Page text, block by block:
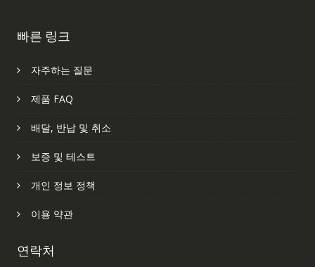
빠른 링크
자주하는 질문
제품 FAQ
배달, 반납 및 취소
보증 및 테스트
개인 정보 정책
이용 약관
연락처